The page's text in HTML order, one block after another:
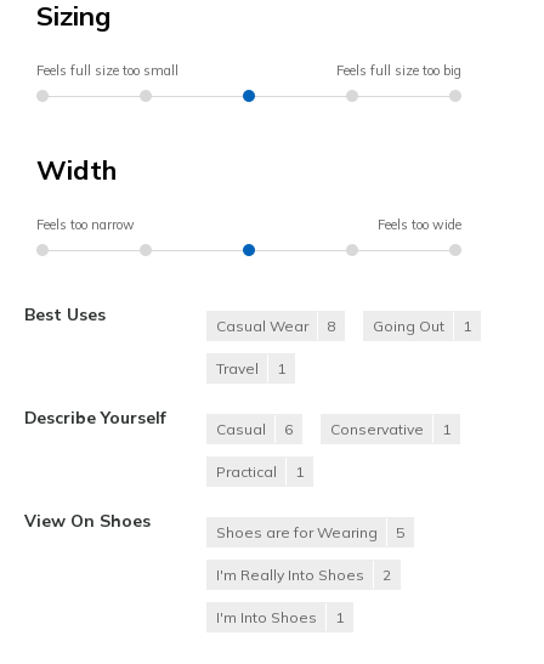
Sizing
Feels full size too small Feels full size too big
Width
Feels too narrow Feels too wide
Best Uses
Casual Wear 8 Going Out 1
Travel 1
Describe Yourself
Casual 6 Conservative 1
Practical 1
View On Shoes
Shoes are for Wearing 5
I'm Really Into Shoes 2
I'm Into Shoes 1